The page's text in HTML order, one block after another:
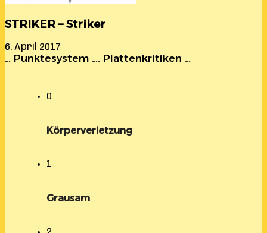
STRIKER – Striker
6. April 2017
… Punktesystem …. Plattenkritiken …
0
Körperverletzung
1
Grausam